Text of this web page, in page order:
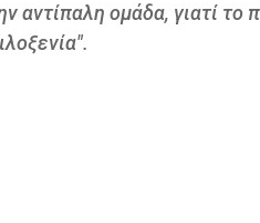
αντίπαλη ομάδα, γιατί